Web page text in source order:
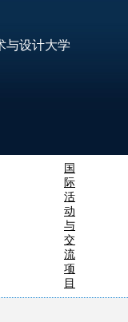
与设计大学
国
际
活
动
与
交
流
项
目